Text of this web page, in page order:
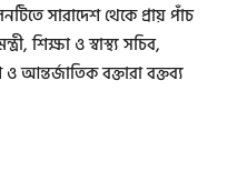
সারাদেশ থেকে প্রায় পাঁচ
শিক্ষা ও স্বাস্থ্য সচিব,
আন্তর্জাতিক বক্তারা বক্তব্য